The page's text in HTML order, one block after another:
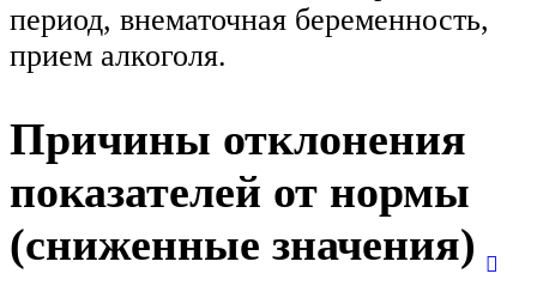
период, внематочная беременность,
прием алкоголя.
Причины отклонения
показателей от нормы
(сниженные значения)